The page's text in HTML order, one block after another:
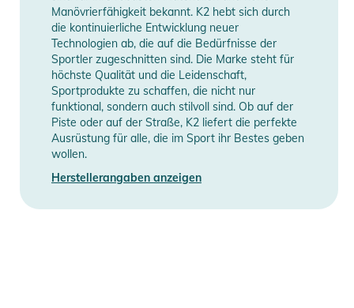
Gebrauchsanweisungen, Sicherheitshinweise und Warnungen
finden Sie direkt am Produkt.
Manövrierfähigkeit bekannt. K2 hebt sich durch
die kontinuierliche Entwicklung neuer
Technologien ab, die auf die Bedürfnisse der
Sportler zugeschnitten sind. Die Marke steht für
höchste Qualität und die Leidenschaft,
Sportprodukte zu schaffen, die nicht nur
funktional, sondern auch stilvoll sind. Ob auf der
Piste oder auf der Straße, K2 liefert die perfekte
Ausrüstung für alle, die im Sport ihr Bestes geben
wollen.
Herstellerangaben anzeigen